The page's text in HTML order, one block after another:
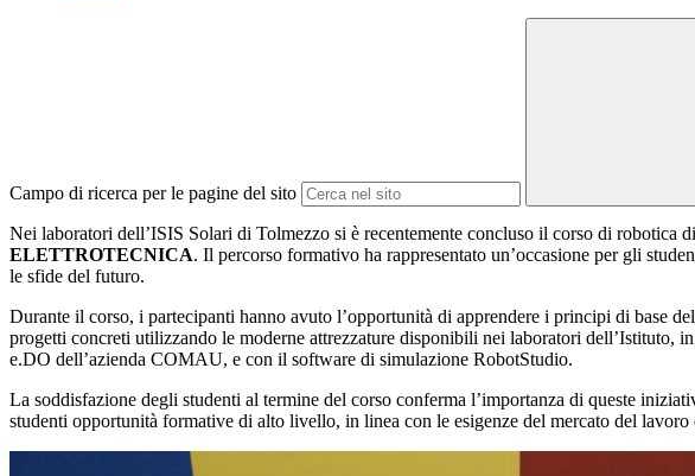
Campo di ricerca per le pagine del sito
Nei laboratori dell’ISIS Solari di Tolmezzo si è recentemente concluso il corso di robotica
ELETTROTECNICA. Il percorso formativo ha rappresentato un’occasione per gli
le sfide del futuro.
Durante il corso, i partecipanti hanno avuto l’opportunità di apprendere i principi di base
progetti concreti utilizzando le moderne attrezzature disponibili nei laboratori
e.DO dell’azienda COMAU, e con il software di simulazione RobotStudio.
La soddisfazione degli studenti al termine del corso conferma l’importanza di queste
studenti opportunità formative di alto livello, in linea con le esigenze del mercato del